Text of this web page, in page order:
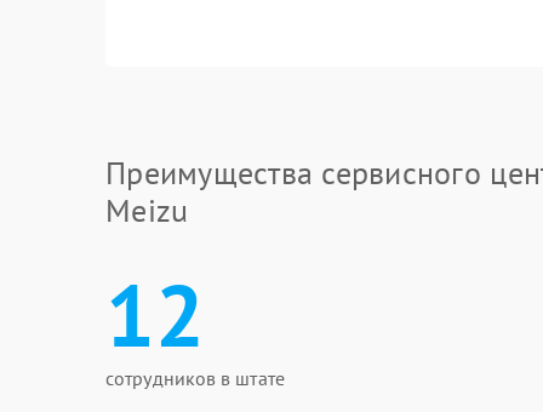
Преимущества сервисного
Meizu
12
сотрудников в штате